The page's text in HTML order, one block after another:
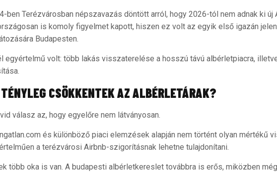
ben Terézvárosban népszavazás döntött arról, hogy 2026-tól nem adnak ki új
is komoly figyelmet kapott, hiszen ez volt az egyik első igazán
Budapesten.
egyértelmű volt: több lakás visszaterelése a hosszú távú albérletpiacra,
CSÖKKENTEK AZ ALBÉRLETÁRAK?
válasz az, hogy egyelőre nem látványosan.
és különböző piaci elemzések alapján nem történt olyan mértékű
a terézvárosi Airbnb-szigorításnak lehetne tulajdonítani.
több oka is van. A budapesti albérletkereslet továbbra is erős, miközben